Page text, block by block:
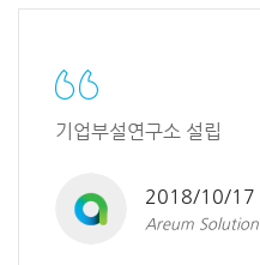
기업부설연구소 설립
2018/10/17
Areum Solution